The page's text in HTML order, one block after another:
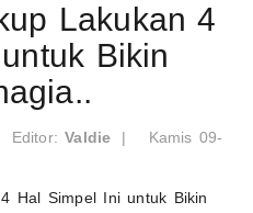
Lakukan 4
Bikin
Editor:Valdie |
Kamis 09-